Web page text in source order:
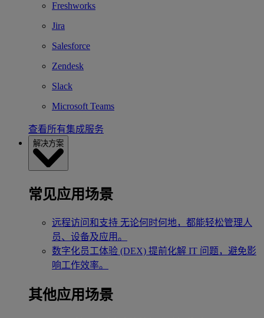
Freshworks
Jira
Salesforce
Zendesk
Slack
Microsoft Teams
查看所有集成服务
解决方案
常见应用场景
远程访问和支持 无论何时何地，都能轻松管理人
员、设备及应用。
数字化员工体验 (DEX) 提前化解 IT 问题，避免影
响工作效率。
其他应用场景